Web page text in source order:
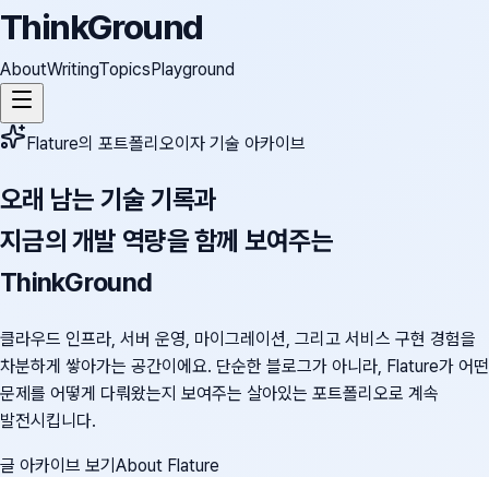
ThinkGround
AboutWritingTopicsPlayground
Flature의 포트폴리오이자 기술 아카이브
오래 남는 기술 기록과
지금의 개발 역량을 함께 보여주는
ThinkGround
클라우드 인프라, 서버 운영, 마이그레이션, 그리고 서비스 구현 경험을
차분하게 쌓아가는 공간이에요. 단순한 블로그가 아니라, Flature가 어떤
문제를 어떻게 다뤄왔는지 보여주는 살아있는 포트폴리오로 계속
발전시킵니다.
글 아카이브 보기 About Flature